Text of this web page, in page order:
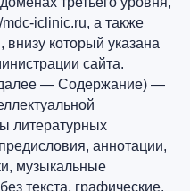
iclinic.ru, а также
который указана
сайта.
— Содержание) —
литературных
аннотации,
музыкальные
текста, графические,